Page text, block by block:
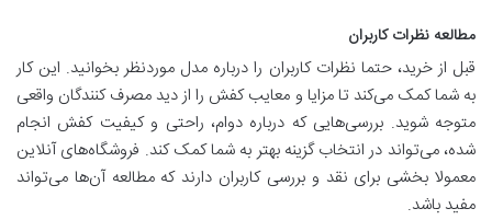
مطالعه نظرات کاربران
قبل از خرید، حتما نظرات کاربران را درباره مدل موردنظر بخوانید. این کار
به شما کمک می‌کند تا مزایا و معایب کفش را از دید مصرف‌ کنندگان واقعی
متوجه شوید. بررسی‌هایی که درباره دوام، راحتی و کیفیت کفش انجام
شده، می‌تواند در انتخاب گزینه بهتر به شما کمک کند. فروشگاه‌های آنلاین
معمولا بخشی برای نقد و بررسی کاربران دارند که مطالعه آن‌ها می‌تواند
مفید باشد.